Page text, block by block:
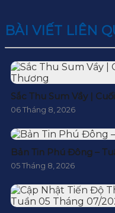
BÀI VIẾT LIÊN
Sắc Thu Sum Vầy |
06 Tháng 8, 2026
Bản Tin Phú Đông –
05 Tháng 8, 2026